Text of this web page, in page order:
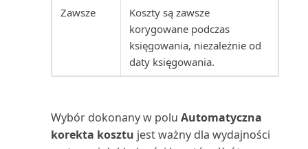
Statystyki zakupów (raport)
Struktura wiekowa zapasów:
Substytuty zapasów (raport)
Zawsze
Koszty są zawsze
korygowane podczas
księgowania, niezależnie od
daty księgowania.
Wybór dokonany w polu Automatyczna
korekta kosztu jest ważny dla wydajności